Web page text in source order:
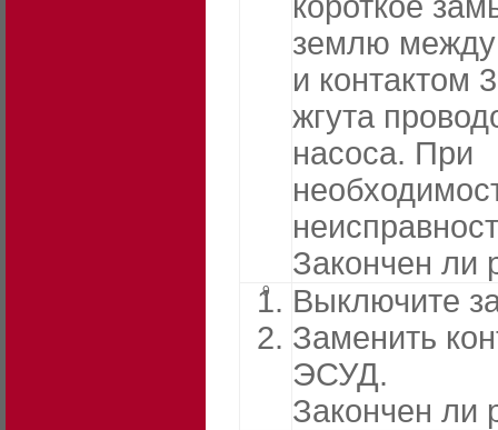
землю между
и контактом
жгута
насоса. При
Закончен ли
9
Выключите
Заменить
ЭСУД.
Закончен ли